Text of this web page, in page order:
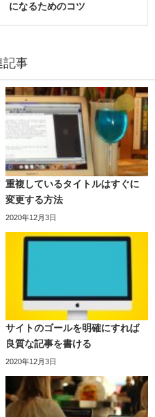
になるためのコツ
記事
重複しているタイトルはすぐに
変更する方法
2020年12月3日
サイトのゴールを明確にすれば
良質な記事を書ける
2020年12月3日